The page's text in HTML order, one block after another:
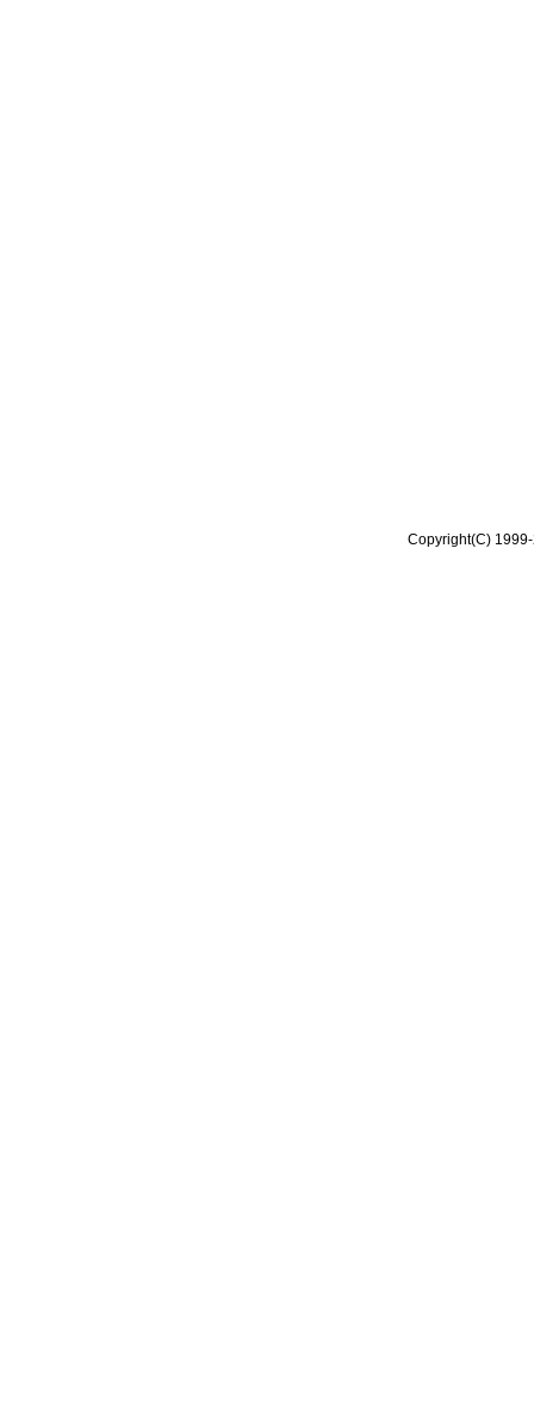
Copyright(C)